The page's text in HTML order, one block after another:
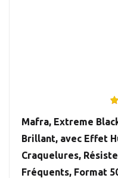
Mafra, Extreme
Brillant, avec Effet
Craquelures,
Fréquents, Format